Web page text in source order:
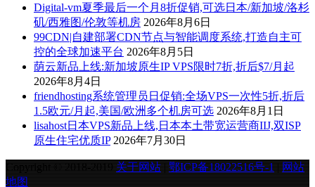
Digital-vm夏季最后一个月8折促销,可选日本/新加坡/洛杉
矶/西雅图/伦敦等机房 2026年8月6日
99CDN|自建部署CDN节点与智能调度系统,打造自主可
控的全球加速平台 2026年8月5日
荫云新品上线:新加坡原生IP VPS限时7折,折后$7/月起
2026年8月4日
friendhosting系统管理员日促销:全场VPS一次性5折,折后
1.5欧元/月起,美国/欧洲多个机房可选 2026年8月1日
lisahost日本VPS新品上线,日本本土带宽运营商IIJ,双ISP
原生住宅优质IP 2026年7月30日
Copyright © 2018-2019 关于网站 | 鄂ICP备18022516号-1 | 网站
地图